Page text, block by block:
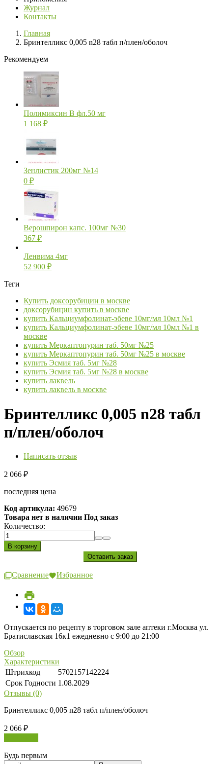
Журнал
Контакты
Главная
Бринтелликс 0,005 n28 табл п/плен/оболоч
Рекомендуем
Полимиксин В фл.50 мг
1 168 ₽
Зенлистик 200мг №14
0 ₽
Верошпирон капс. 100мг №30
367 ₽
Ленвима 4мг
52 900 ₽
Теги
Купить доксорубицин в москве
доксорубицин купить в москве
купить Кальциумфолинат-эбеве 10мг/мл 10мл №1
купить Кальциумфолинат-эбеве 10мг/мл 10мл №1 в
москве
купить Меркаптопурин таб. 50мг №25
купить Меркаптопурин таб. 50мг №25 в москве
купить Эсмия таб. 5мг №28
купить Эсмия таб. 5мг №28 в москве
купить лаквель
купить лаквель в москве
Бринтелликс 0,005 n28 табл
п/плен/оболоч
Написать отзыв
2 066 ₽
последняя цена
Код артикула: 49679
Товара нет в наличии Под заказ
Количество:
Сравнение Избранное
Отпускается по рецепту в торговом зале аптеки г.Москва ул.
Братиславская 16к1 ежедневно с 9:00 до 21:00
Обзор
Характеристики
Штрихкод
5702157142224
Срок Годности 1.08.2029
Отзывы (0)
Бринтелликс 0,005 n28 табл п/плен/оболоч
2 066 ₽
Будь первым